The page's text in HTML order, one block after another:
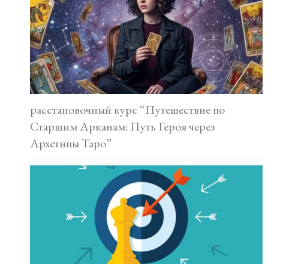
расстановочный курс “Путешествие по
Старшим Арканам: Путь Героя через
Архетипы Таро”